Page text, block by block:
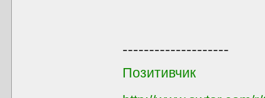
--------------------
Позитивчик